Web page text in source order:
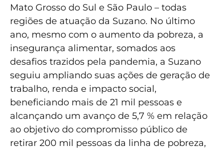
Mato Grosso do Sul e São Paulo – todas
regiões de atuação da Suzano. No último
ano, mesmo com o aumento da pobreza, a
insegurança alimentar, somados aos
desafios trazidos pela pandemia, a Suzano
seguiu ampliando suas ações de geração de
trabalho, renda e impacto social,
beneficiando mais de 21 mil pessoas e
alcançando um avanço de 5,7 % em relação
ao objetivo do compromisso público de
retirar 200 mil pessoas da linha de pobreza,